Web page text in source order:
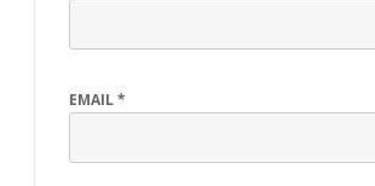
EMAIL*